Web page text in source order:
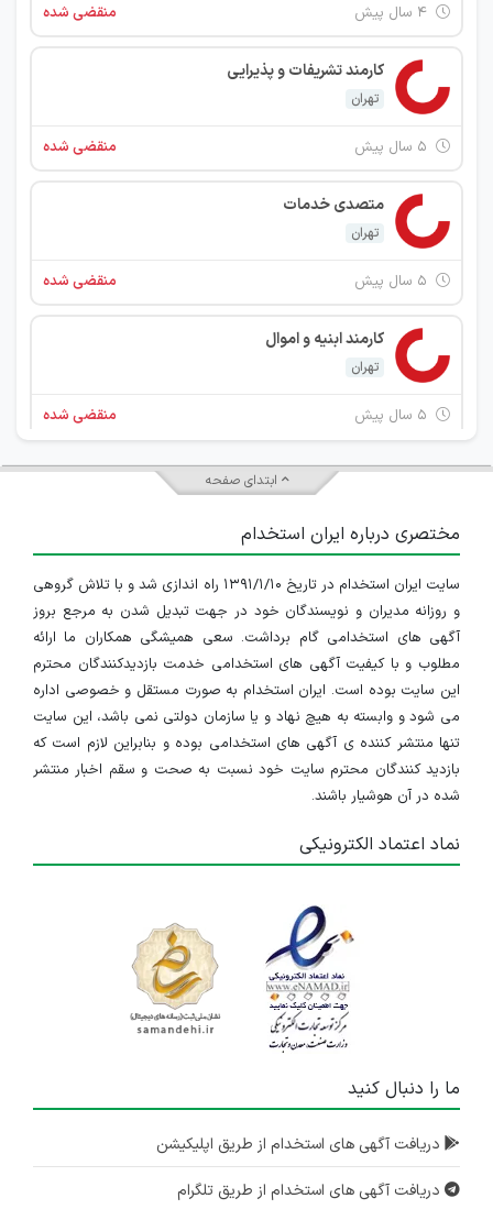
منقضی شده
کارمند تشریفات و پذیرایی
تهران
منقضی شده
متصدی خدمات
تهران
منقضی شده
کارمند ابنیه و اموال
تهران
منقضی شده
کارمند بازرگانی
۵ سال پیش منقضی شده
استخدام چند ردیف شغلی در شرکت گروه خدمات بازار سرمایه کاریزما (سهامی خاص)
تهران
۵ سال پیش منقضی شده
کارمند
تهران
ابتدای صفحه
مختصری درباره ایران استخدام
سایت ایران استخدام در تاریخ ۱۳۹۱/۱/۱۰ راه اندازی شد و با تلاش گروهی
و روزانه مدیران و نویسندگان خود در جهت تبدیل شدن به مرجع بروز
آگهی های استخدامی گام برداشت. سعی همیشگی همکاران ما ارائه
مطلوب و با کیفیت آگهی های استخدامی خدمت بازدیدکنندگان محترم
این سایت بوده است. ایران استخدام به صورت مستقل و خصوصی اداره
می شود و وابسته به هیچ نهاد و یا سازمان دولتی نمی باشد، این سایت
تنها منتشر کننده ی آگهی های استخدامی بوده و بنابراین لازم است که
بازدید کنندگان محترم سایت خود نسبت به صحت و سقم اخبار منتشر
شده در آن هوشیار باشند.
نماد اعتماد الکترونیکی
ما را دنبال کنید
دریافت آگهی های استخدام از طریق اپلیکیشن
دریافت آگهی های استخدام از طریق تلگرام